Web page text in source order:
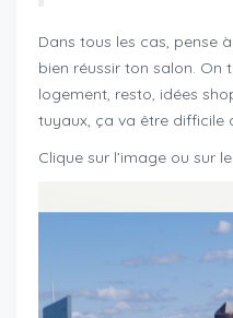
Dans tous les cas, pense
bien réussir ton salon. On
logement, resto, idées
tuyaux, ça va être difficile
Clique sur l’image ou sur